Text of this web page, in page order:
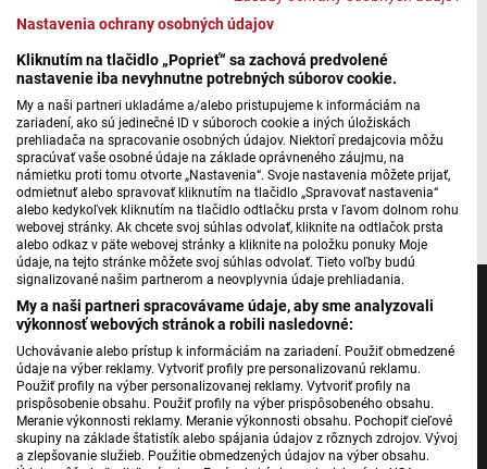
Nastavenia ochrany osobných údajov
Kliknutím na tlačidlo „Poprieť“ sa zachová predvolené
nastavenie iba nevyhnutne potrebných súborov cookie.
My a naši partneri ukladáme a/alebo pristupujeme k informáciám na
zariadení, ako sú jedinečné ID v súboroch cookie a iných úložiskách
prehliadača na spracovanie osobných údajov. Niektorí predajcovia môžu
spracúvať vaše osobné údaje na základe oprávneného záujmu, na
námietku proti tomu otvorte „Nastavenia“. Svoje nastavenia môžete prijať,
odmietnuť alebo spravovať kliknutím na tlačidlo „Spravovať nastavenia“
alebo kedykoľvek kliknutím na tlačidlo odtlačku prsta v ľavom dolnom rohu
webovej stránky. Ak chcete svoj súhlas odvolať, kliknite na odtlačok prsta
alebo odkaz v päte webovej stránky a kliknite na položku ponuky Moje
údaje, na tejto stránke môžete svoj súhlas odvolať. Tieto voľby budú
signalizované našim partnerom a neovplyvnia údaje prehliadania.
My a naši partneri spracovávame údaje, aby sme analyzovali
výkonnosť webových stránok a robili nasledovné:
Uchovávanie alebo prístup k informáciám na zariadení. Použiť obmedzené
údaje na výber reklamy. Vytvoriť profily pre personalizovanú reklamu.
Použiť profily na výber personalizovanej reklamy. Vytvoriť profily na
prispôsobenie obsahu. Použiť profily na výber prispôsobeného obsahu.
Meranie výkonnosti reklamy. Meranie výkonnosti obsahu. Pochopiť cieľové
skupiny na základe štatistík alebo spájania údajov z rôznych zdrojov. Vývoj
a zlepšovanie služieb. Použitie obmedzených údajov na výber obsahu.
Máte problém s prehrávaním? Nahláste nám chybu
Finálová séria bude pokračovať v bazéne majstra
nasledujúcu sobotu o 19:00 hod. a v nedeľu o 11:00 hod.
Foto: STVR
Jednotka
Dvojka
24
Šport